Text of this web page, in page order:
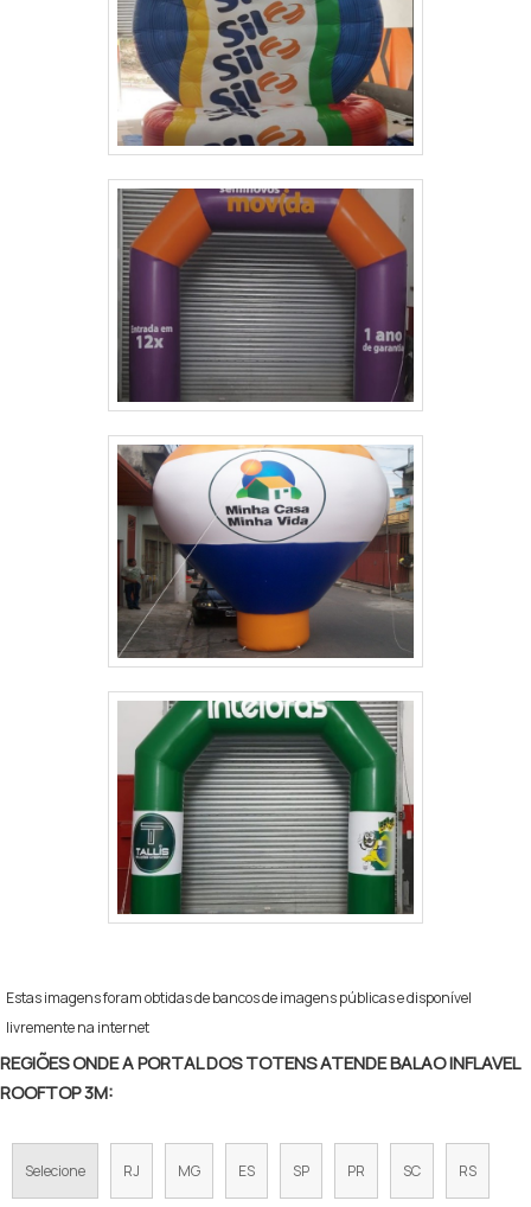
Estas imagens foram obtidas de bancos de imagens públicas e disponível
livremente na internet
REGIÕES ONDE A PORTAL DOS TOTENS ATENDE BALAO INFLAVEL
ROOFTOP 3M:
Selecione RJ MG ES SP PR SC RS